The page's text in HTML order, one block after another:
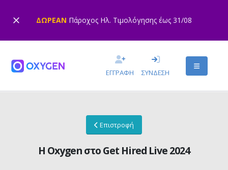
ΔΩΡΕΑΝ Πάροχος Ηλ. Τιμολόγησης έως 31/08
ΕΓΓΡΑΦΗ ΣΥΝΔΕΣΗ
Επιστροφή
Η Oxygen στο Get Hired Live 2024